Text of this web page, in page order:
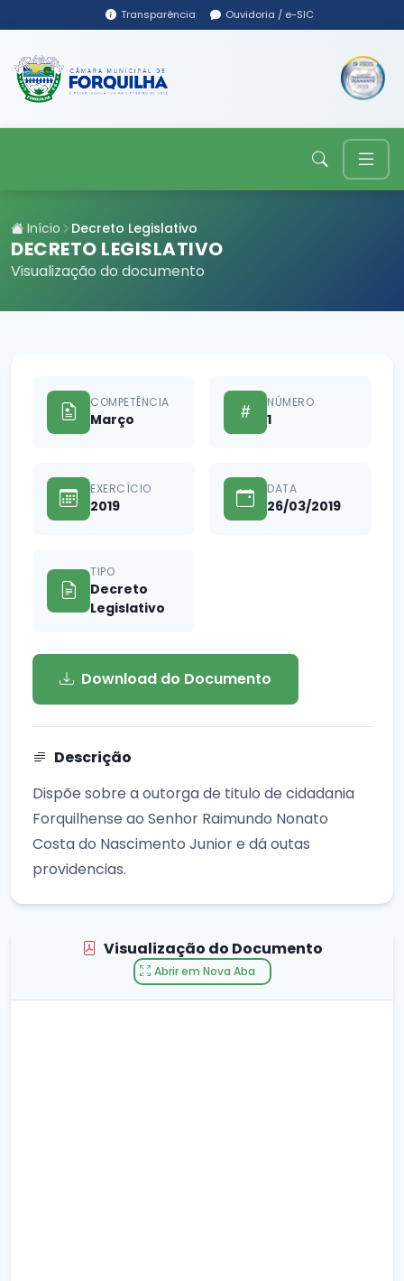
Transparência Ouvidoria / e-SIC
Início Decreto Legislativo
DECRETO LEGISLATIVO
Visualização do documento
COMPETÊNCIA
Março
NÚMERO
1
EXERCÍCIO
2019
DATA
26/03/2019
TIPO
Decreto
Legislativo
Download do Documento
Descrição
Dispõe sobre a outorga de titulo de cidadania
Forquilhense ao Senhor Raimundo Nonato
Costa do Nascimento Junior e dá outas
providencias.
Visualização do Documento
Abrir em Nova Aba